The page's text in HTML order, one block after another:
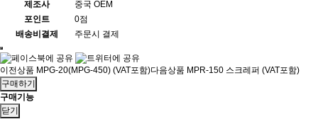
제조사
중국 OEM
포인트
0점
배송비결제
주문시 결제
이전상품 MPG-20(MPG-450) (VAT포함)다음상품 MPR-150 스크레퍼 (VAT포함)
구매하기
구매기능
닫기